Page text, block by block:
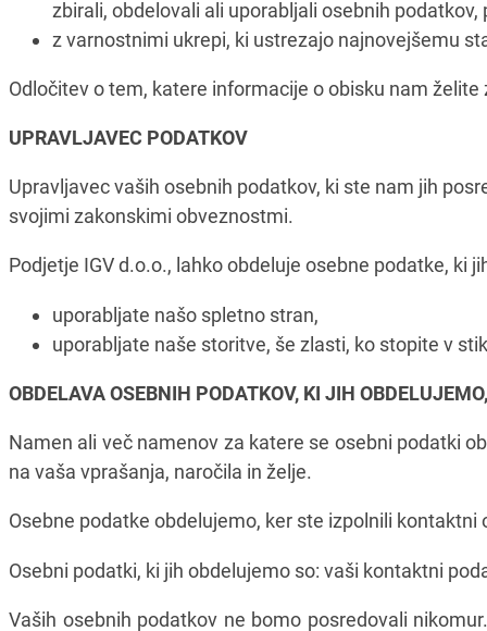
zbirali, obdelovali ali uporabljali osebnih
z varnostnimi ukrepi, ki ustrezajo najnovejšemu
Odločitev o tem, katere informacije o obisku nam
UPRAVLJAVEC PODATKOV
Upravljavec vaših osebnih podatkov, ki ste nam jih
svojimi zakonskimi obveznostmi.
Podjetje IGV d.o.o., lahko obdeluje osebne podatke, ki
uporabljate našo spletno stran,
uporabljate naše storitve, še zlasti, ko stopite v
OBDELAVA OSEBNIH PODATKOV, KI JIH
Namen ali več namenov za katere se osebni podatki
na vaša vprašanja, naročila in želje.
Osebne podatke obdelujemo, ker ste izpolnili
Osebni podatki, ki jih obdelujemo so: vaši kontaktni
Vaših osebnih podatkov ne bomo posredovali